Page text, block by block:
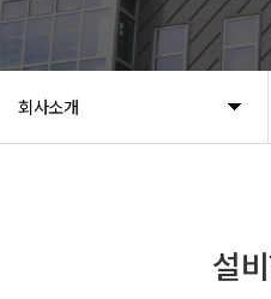
회사소개
설